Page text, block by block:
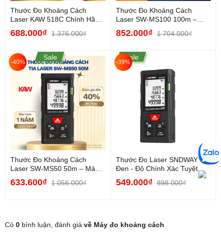
Thước Đo Khoảng Cách
Laser KAW 518C Chính Hãng
– Máy Đo Laser Chính Xác...
688.000₫ 1.376.000₫
Thước Đo Khoảng Cách
Laser SW-MS100 100m –
Máy Đo Laser Chính Xác
Cao, Đo...
852.000₫ 1.704.000₫
-40%
Sale
Thước Đo Khoảng Cách
Laser SW-MS50 50m – Máy
Đo Laser Chính Xác Cao,
Đo...
633.600₫ 1.056.000₫
-39%
Sale
Thước Đo Laser SNDWAY
Đen - Độ Chính Xác Tuyệt
Đối, Nhận Ngay Ưu Đãi
549.000₫ 898.000₫
Có 0 bình luận, đánh giá về Máy đo khoảng cách